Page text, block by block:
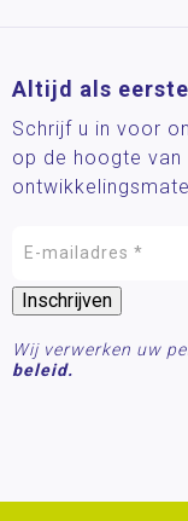
Altijd als
Schrijf u in voor
op de hoogte van
Wij verwerken uw
beleid.